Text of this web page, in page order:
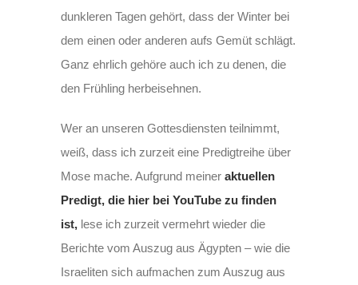
dunkleren Tagen gehört, dass der Winter bei
dem einen oder anderen aufs Gemüt schlägt.
Ganz ehrlich gehöre auch ich zu denen, die
den Frühling herbeisehnen.
Wer an unseren Gottesdiensten teilnimmt,
weiß, dass ich zurzeit eine Predigtreihe über
Mose mache. Aufgrund meineraktuellen
Predigt, die hier bei YouTube zu finden
ist, lese ich zurzeit vermehrt wieder die
Berichte vom Auszug aus Ägypten – wie die
Israeliten sich aufmachen zum Auszug aus